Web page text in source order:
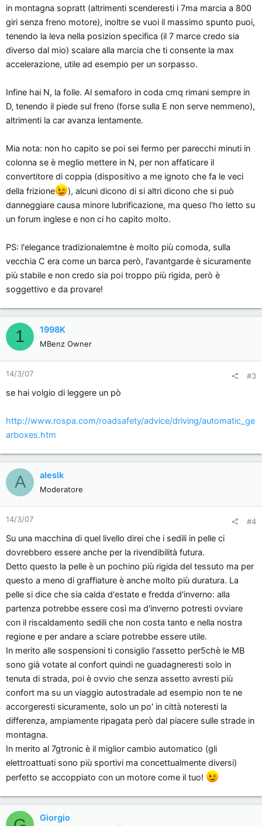
in montagna sopratt (altrimenti scenderesti i 7ma marcia a 800
giri senza freno motore), inoltre se vuoi il massimo spunto puoi,
tenendo la leva nella posizion specifica (il 7 marce credo sia
diverso dal mio) scalare alla marcia che ti consente la max
accelerazione, utile ad esempio per un sorpasso.
Infine hai N, la folle. Al semaforo in coda cmq rimani sempre in
D, tenendo il piede sul freno (forse sulla E non serve nemmeno),
altrimenti la car avanza lentamente.
Mia nota: non ho capito se poi sei fermo per parecchi minuti in
colonna se è meglio mettere in N, per non affaticare il
convertitore di coppia (dispositivo a me ignoto che fa le veci
della frizione
), alcuni dicono di si altri dicono che si può
danneggiare causa minore lubrificazione, ma queso l'ho letto su
un forum inglese e non ci ho capito molto.
PS: l'elegance tradizionalemtne è molto più comoda, sulla
vecchia C era come un barca però, l'avantgarde è sicuramente
più stabile e non credo sia poi troppo più rigida, però è
soggettivo e da provare!
1 1998K
MBenz Owner
14/3/07 #3
se hai volgio di leggere un pò
http://www.rospa.com/roadsafety/advice/driving/automatic_ge
arboxes.htm
A aleslk
Moderatore
14/3/07 #4
Su una macchina di quel livello direi che i sedili in pelle ci
dovrebbero essere anche per la rivendibilità futura.
Detto questo la pelle è un pochino più rigida del tessuto ma per
questo a meno di graffiature è anche molto più duratura. La
pelle si dice che sia calda d'estate e fredda d'inverno: alla
partenza potrebbe essere così ma d'inverno potresti ovviare
con il riscaldamento sedili che non costa tanto e nella nostra
regione e per andare a sciare potrebbe essere utile.
In merito alle sospensioni ti consiglio l'assetto per5chè le MB
sono già votate al confort quindi ne guadagneresti solo in
tenuta di strada, poi è ovvio che senza assetto avresti più
confort ma su un viaggio autostradale ad esempio non te ne
accorgeresti sicuramente, solo un po' in città noteresti la
differenza, ampiamente ripagata però dal piacere sulle strade in
montagna.
In merito al 7gtronic è il miglior cambio automatico (gli
elettroattuati sono più sportivi ma concettualmente diversi)
perfetto se accoppiato con un motore come il tuo!
Giorgio